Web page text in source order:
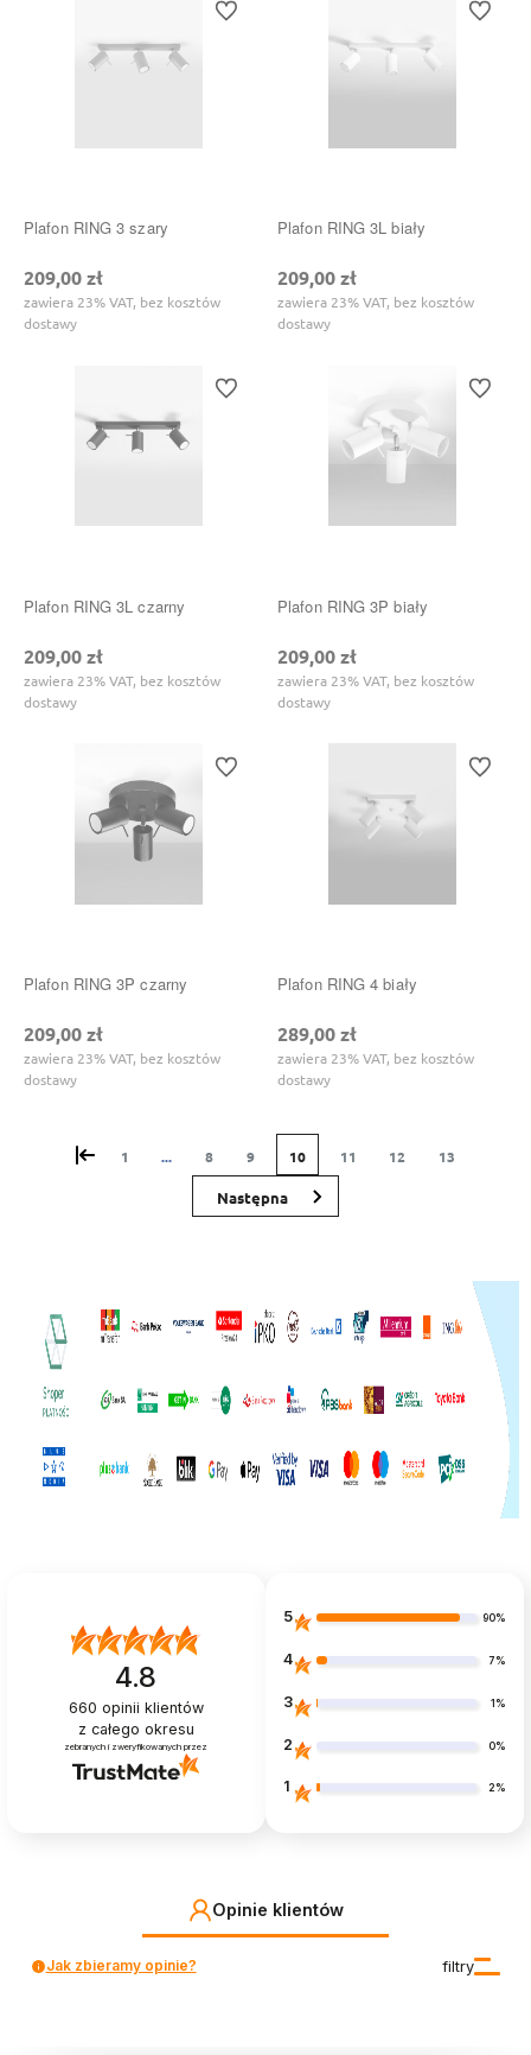
Plafon RING 3 szary
209,00 zł
zawiera 23% VAT, bez kosztów
dostawy
Do ulubionych
Plafon RING 3L biały
209,00 zł
zawiera 23% VAT, bez kosztów
dostawy
Do
Plafon RING 3L czarny
209,00 zł
zawiera 23% VAT, bez kosztów
dostawy
Do ulubionych
Plafon RING 3P biały
209,00 zł
zawiera 23% VAT, bez kosztów
dostawy
Do
Plafon RING 3P czarny
209,00 zł
zawiera 23% VAT, bez kosztów
dostawy
Do ulubionych
Plafon RING 4 biały
289,00 zł
zawiera 23% VAT, bez kosztów
dostawy
Do
« 1 ... 8 9 10 11 12 13
4.8
660 opinii klientów
z całego okresu
zebranych i zweryfikowanych przez
5 90%
4 7%
3 1%
2 0%
1 2%
Opinie klientów
filtry
Jak zbieramy opinie?